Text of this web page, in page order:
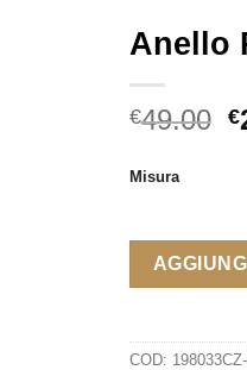
Anello
€49.00 Il
€
Misura
COD: